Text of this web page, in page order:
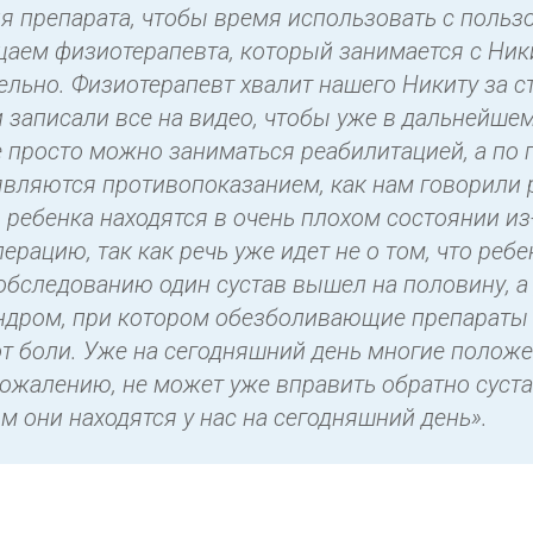
чтобы время использовать с
физиотерапевта, который занимается с
Физиотерапевт хвалит нашего Никиту за
записали все на видео, чтобы уже в
можно заниматься реабилитацией, а
противопоказанием, как нам говорили
находятся в очень плохом состоянии
так как речь уже идет не о том, что
один сустав вышел на половину, а
при котором обезболивающие препараты
боли. Уже на сегодняшний день многие
не может уже вправить обратно
они находятся у нас на сегодняшний день».